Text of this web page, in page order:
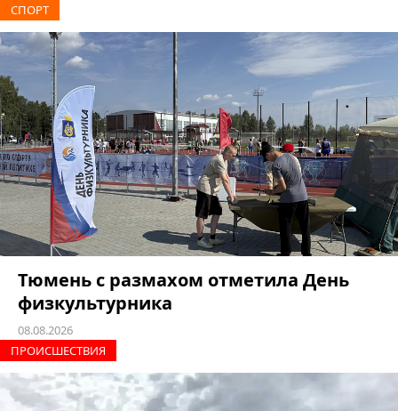
СПОРТ
Тюмень с размахом отметила День
физкультурника
08.08.2026
ПРОИCШЕСТВИЯ